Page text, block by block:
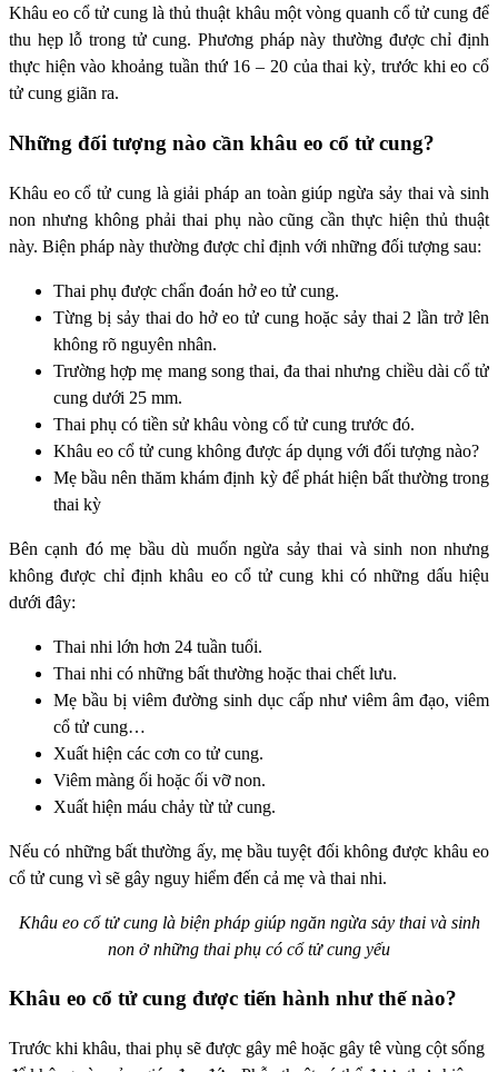
Khâu eo cổ tử cung là thủ thuật khâu một vòng quanh cổ tử cung để
thu hẹp lỗ trong tử cung. Phương pháp này thường được chỉ định
thực hiện vào khoảng tuần thứ 16 – 20 của thai kỳ, trước khi eo cổ
tử cung giãn ra.
Những đối tượng nào cần khâu eo cổ tử cung?
Khâu eo cổ tử cung là giải pháp an toàn giúp ngừa sảy thai và sinh
non nhưng không phải thai phụ nào cũng cần thực hiện thủ thuật
này. Biện pháp này thường được chỉ định với những đối tượng sau:
Thai phụ được chẩn đoán hở eo tử cung.
Từng bị sảy thai do hở eo tử cung hoặc sảy thai 2 lần trở lên
không rõ nguyên nhân.
Trường hợp mẹ mang song thai, đa thai nhưng chiều dài cổ tử
cung dưới 25 mm.
Thai phụ có tiền sử khâu vòng cổ tử cung trước đó.
Khâu eo cổ tử cung không được áp dụng với đối tượng nào?
Mẹ bầu nên thăm khám định kỳ để phát hiện bất thường trong
thai kỳ
Bên cạnh đó mẹ bầu dù muốn ngừa sảy thai và sinh non nhưng
không được chỉ định khâu eo cổ tử cung khi có những dấu hiệu
dưới đây:
Thai nhi lớn hơn 24 tuần tuổi.
Thai nhi có những bất thường hoặc thai chết lưu.
Mẹ bầu bị viêm đường sinh dục cấp như viêm âm đạo, viêm
cổ tử cung…
Xuất hiện các cơn co tử cung.
Viêm màng ối hoặc ối vỡ non.
Xuất hiện máu chảy từ tử cung.
Nếu có những bất thường ấy, mẹ bầu tuyệt đối không được khâu eo
cổ tử cung vì sẽ gây nguy hiểm đến cả mẹ và thai nhi.
Khâu eo cổ tử cung là biện pháp giúp ngăn ngừa sảy thai và sinh
non ở những thai phụ có cổ tử cung yếu
Khâu eo cổ tử cung được tiến hành như thế nào?
Trước khi khâu, thai phụ sẽ được gây mê hoặc gây tê vùng cột sống